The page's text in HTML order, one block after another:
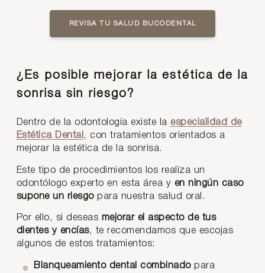
REVISA TU SALUD BUCODENTAL
¿Es posible mejorar la estética de la
sonrisa sin riesgo?
Dentro de la odontología existe la especialidad de
Estética Dental , con tratamientos orientados a
mejorar la estética de la sonrisa.
Este tipo de procedimientos los realiza un
odontólogo experto en esta área y en ningún caso
supone un riesgopara nuestra salud oral.
Por ello, si deseas mejorar el aspecto de tus
dientes y encías, te recomendamos que escojas
algunos de estos tratamientos:
Blanqueamiento dental combinadopara